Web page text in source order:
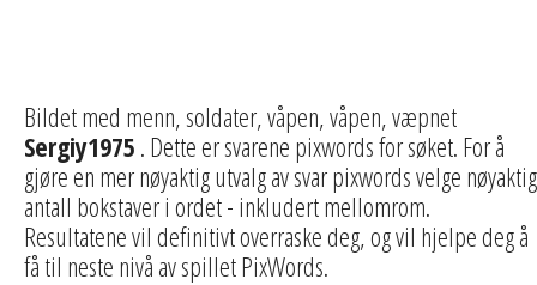
Bildet med menn, soldater, våpen, våpen, væpnet
Sergiy1975 . Dette er svarene pixwords for søket. For å
gjøre en mer nøyaktig utvalg av svar pixwords velge nøyaktig
antall bokstaver i ordet - inkludert mellomrom.
Resultatene vil definitivt overraske deg, og vil hjelpe deg å
få til neste nivå av spillet PixWords.